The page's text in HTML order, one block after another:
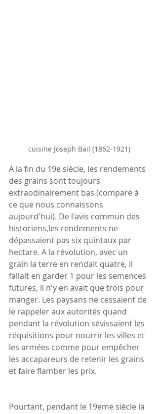
cuisine Joseph Bail (1862-1921)
A la fin du 19e siècle, les rendements
des grains sont toujours
extraodinairement bas (comparé à
ce que nous connaissons
aujourd'hui). De l'avis commun des
historiens,les rendements ne
dépassaient pas six quintaux par
hectare. A la révolution, avec un
grain la terre en rendait quatre, il
fallait en garder 1 pour les semences
futures, il n'y en avait que trois pour
manger. Les paysans ne cessaient de
le rappeler aux autorités quand
pendant la révolution sévissaient les
réquisitions pour nourrir les villes et
les armées comme pour empêcher
les accapareurs de retenir les grains
et faire flamber les prix.
Pourtant, pendant le 19eme siècle la